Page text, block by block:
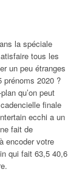
la spéciale
tous les
un peu étranges
prénoms 2020 ?
qu’on peut
finale
ecchi a un
fait de
encoder votre
qui fait 63,5 40,6